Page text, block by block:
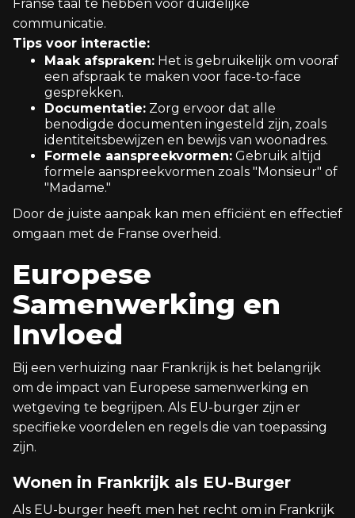
Franse taal te hebben voor duidelijke
communicatie.
Tips voor interactie:
Maak afspraken: Het is gebruikelijk om vooraf
een afspraak te maken voor face-to-face
gesprekken.
Documentatie: Zorg ervoor dat alle
benodigde documenten ingesteld zijn, zoals
identiteitsbewijzen en bewijs van woonadres.
Formele aanspreekvormen: Gebruik altijd
formele aanspreekvormen zoals "Monsieur" of
"Madame."
Door de juiste aanpak kan men efficiënt en effectief
omgaan met de Franse overheid.
Europese
Samenwerking en
Invloed
Bij een verhuizing naar Frankrijk is het belangrijk
om de impact van Europese samenwerking en
wetgeving te begrijpen. Als EU-burger zijn er
specifieke voordelen en regels die van toepassing
zijn.
Wonen in Frankrijk als EU-Burger
Als EU-burger heeft men het recht om in Frankrijk